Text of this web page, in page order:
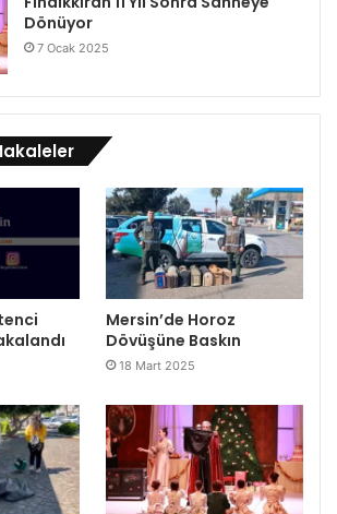
Dönüyor
7 Ocak 2025
Mersin’de Horoz
Dövüşüne Baskın
18 Mart 2025